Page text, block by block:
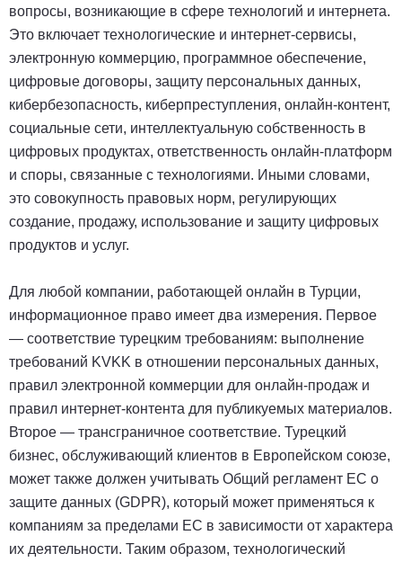
вопросы, возникающие в сфере технологий и интернета.
Это включает технологические и интернет-сервисы,
электронную коммерцию, программное обеспечение,
цифровые договоры, защиту персональных данных,
кибербезопасность, киберпреступления, онлайн-контент,
социальные сети, интеллектуальную собственность в
цифровых продуктах, ответственность онлайн-платформ
и споры, связанные с технологиями. Иными словами,
это совокупность правовых норм, регулирующих
создание, продажу, использование и защиту цифровых
продуктов и услуг.
Для любой компании, работающей онлайн в Турции,
информационное право имеет два измерения. Первое
— соответствие турецким требованиям: выполнение
требований KVKK в отношении персональных данных,
правил электронной коммерции для онлайн-продаж и
правил интернет-контента для публикуемых материалов.
Второе — трансграничное соответствие. Турецкий
бизнес, обслуживающий клиентов в Европейском союзе,
может также должен учитывать Общий регламент ЕС о
защите данных (GDPR), который может применяться к
компаниям за пределами ЕС в зависимости от характера
их деятельности. Таким образом, технологический